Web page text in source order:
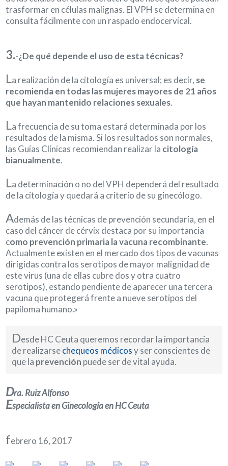
trasformar en células malignas. El VPH se determina en
consulta fácilmente con un raspado endocervical.
3.-¿De qué depende el uso de esta técnicas?
L a realización de la citología es universal; es decir, se
recomienda en todas las mujeres mayores de 21 años
que hayan mantenido relaciones sexuales.
L a frecuencia de su toma estará determinada por los
resultados de la misma. Si los resultados son normales,
las Guías Clínicas recomiendan realizar la citología
bianualmente.
L a determinación o no del VPH dependerá del resultado
de la citología y quedará a criterio de su ginecólogo.
Además de las técnicas de prevención secundaria, en el
caso del cáncer de cérvix destaca por su importancia
como prevención primaria la vacuna recombinante.
Actualmente existen en el mercado dos tipos de vacunas
dirigidas contra los serotipos de mayor malignidad de
este virus (una de ellas cubre dos y otra cuatro
serotipos), estando pendiente de aparecer una tercera
vacuna que protegerá frente a nueve serotipos del
papiloma humano.»
Desde HC Ceuta queremos recordar la importancia
de realizarsechequeos médicosy ser conscientes de
que la prevención puede ser de vital ayuda.
Dra. Ruiz Alfonso
Especialista en Ginecología en HC Ceuta
febrero 16, 2017